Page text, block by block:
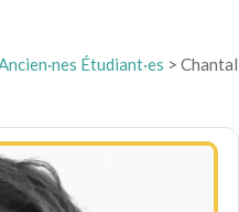
Étudiant·es > Chantal